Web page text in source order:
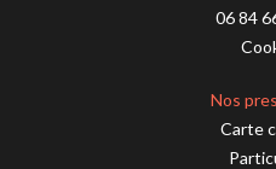
06 84
Nos
Carte